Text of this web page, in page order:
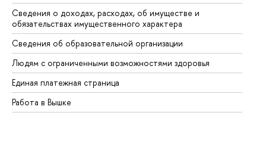
Сведения о доходах, расходах, об имуществе и
обязательствах имущественного характера
Сведения об образовательной организации
Людям с ограниченными возможностями здоровья
Единая платежная страница
Работа в Вышке